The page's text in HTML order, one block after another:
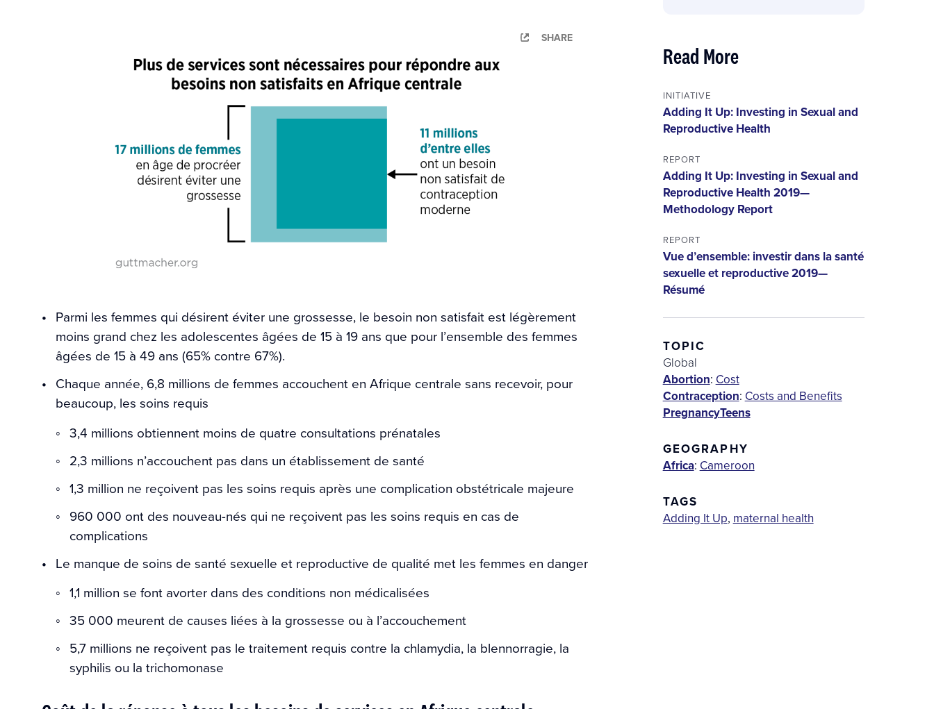
SHARE
Parmi les femmes qui désirent éviter une grossesse, le besoin non satisfait est légèrement
moins grand chez les adolescentes âgées de 15 à 19 ans que pour l’ensemble des femmes
âgées de 15 à 49 ans (65% contre 67%).
Chaque année, 6,8 millions de femmes accouchent en Afrique centrale sans recevoir, pour
beaucoup, les soins requis
3,4 millions obtiennent moins de quatre consultations prénatales
2,3 millions n’accouchent pas dans un établissement de santé
1,3 million ne reçoivent pas les soins requis après une complication obstétricale majeure
960 000 ont des nouveau-nés qui ne reçoivent pas les soins requis en cas de
complications
Le manque de soins de santé sexuelle et reproductive de qualité met les femmes en danger
1,1 million se font avorter dans des conditions non médicalisées
35 000 meurent de causes liées à la grossesse ou à l’accouchement
5,7 millions ne reçoivent pas le traitement requis contre la chlamydia, la blennorragie, la
syphilis ou la trichomonase
Read More
INITIATIVE
Adding It Up: Investing in Sexual and
Reproductive Health
REPORT
Adding It Up: Investing in Sexual and
Reproductive Health 2019—
Methodology Report
REPORT
Vue d’ensemble: investir dans la santé
sexuelle et reproductive 2019—
Résumé
TOPIC
Global
Abortion: Cost
Contraception: Costs and Benefits
PregnancyTeens
GEOGRAPHY
Africa: Cameroon
TAGS
Adding It Up, maternal health